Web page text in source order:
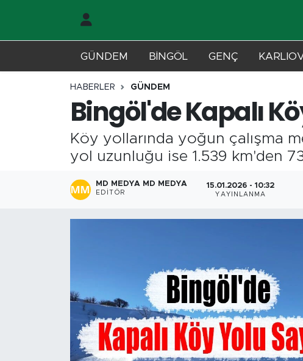
GÜNDEM BİNGÖL GENÇ
HABERLER GÜNDEM
Bingöl'de Kapalı
Köy yollarında yoğun çalışma
yol uzunluğu ise 1.539 km'den
MD MEDYA MD MEDYA
EDITÖR
15.01.2026 - 10:32
YAYINLANMA
Karlıova
Yayladere-Yedisu
Merkez Trafik Yoğunluk Haritası
Süper Lig Puan Durumu ve Fikstür
Son Dakika Haberleri